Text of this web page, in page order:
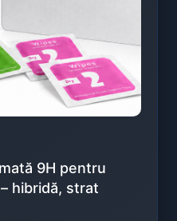
9H pentru
hibridă, strat